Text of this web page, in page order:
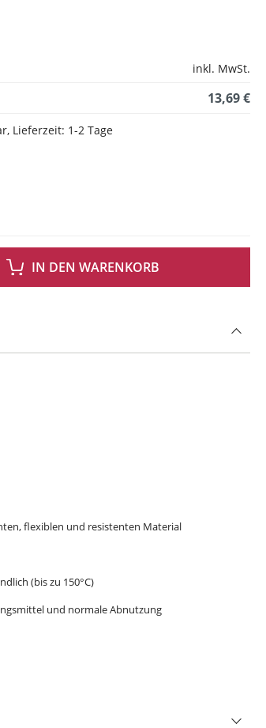
inkl. MwSt.
13,69 €
Lieferzeit: 1-2 Tage
IN DEN WARENKORB
flexiblen und resistenten Material
(bis zu 150°C)
und normale Abnutzung